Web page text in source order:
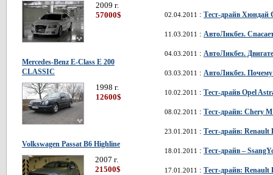
2009 г.
57000$
Mercedes-Benz E-Class E 200
CLASSIC
1998 г.
12600$
Volkswagen Passat В6 Highline
2007 г.
21500$
02.04.2011 : Тест-драйв Хюндай
11.03.2011 : АвтоЛикбез.
04.03.2011 : АвтоЛикбез.
03.03.2011 : АвтоЛикбез.
10.02.2011 : Тест-драйв Opel
08.02.2011 : Тест-драйв: Chery
23.01.2011 : Тест-драйв:
18.01.2011 : Тест-драйв –
17.01.2011 : Тест-драйв: Renault